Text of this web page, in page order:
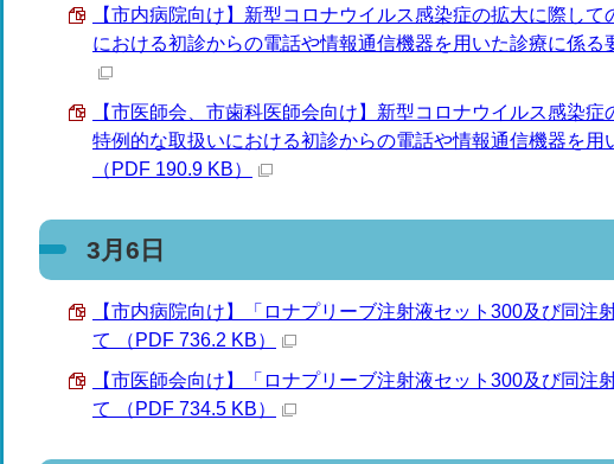
【市内病院向け】新型コロナウイルス感染症の拡大に際し
における初診からの電話や情報通信機器を用いた診療に係
【市医師会、市歯科医師会向け】新型コロナウイルス感染
特例的な取扱いにおける初診からの電話や情報通信機器を
（PDF 190.9 KB）
3月6日
【市内病院向け】「ロナプリーブ注射液セット300及び同
て （PDF 736.2 KB）
【市医師会向け】「ロナプリーブ注射液セット300及び同
て （PDF 734.5 KB）